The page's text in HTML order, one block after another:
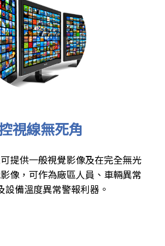
視線無死角
提供一般視覺影像及在完全無光
像，可作為廠區人員、車輛異常
設備溫度異常警報利器。